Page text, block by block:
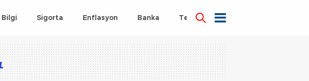
Bilgi Sigorta Enflasyon Banka Teknoloji